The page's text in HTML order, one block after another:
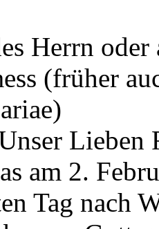
Herrn oder
(früher
Lieben
am 2.
Tag nach